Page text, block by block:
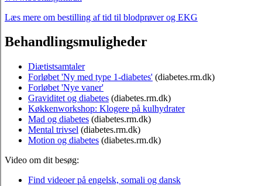
Læs mere om bestilling af tid til blodprøver og EKG
Behandlingsmuligheder
Diætistsamtaler
Forløbet 'Ny med type 1-diabetes' (diabetes.rm.dk)
Forløbet 'Nye vaner'
Graviditet og diabetes (diabetes.rm.dk)
Køkkenworkshop: Klogere på kulhydrater
Mad og diabetes (diabetes.rm.dk)
Mental trivsel (diabetes.rm.dk)
Motion og diabetes (diabetes.rm.dk)
Video om dit besøg:
Find videoer på engelsk, somali og dansk